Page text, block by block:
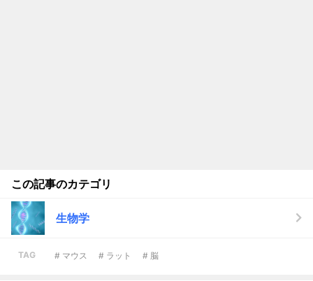
この記事のカテゴリ
生物学
TAG # マウス # ラット # 脳